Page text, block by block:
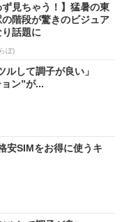
ず見ちゃう！】猛暑の東
階段が驚きのビジュア
話題に
ぼ)
ルして調子が良い」
ン”が...
安SIMをお得に使うキ